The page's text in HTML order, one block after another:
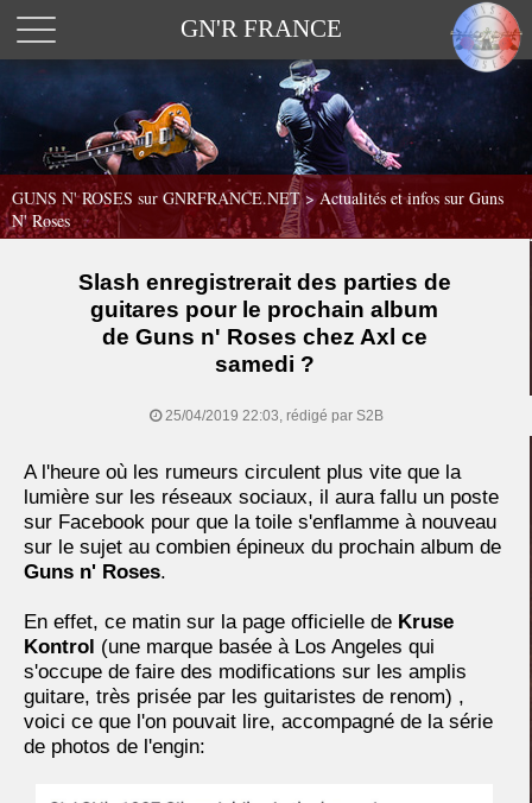
GN'R FRANCE
GUNS N' ROSES sur GNRFRANCE.NET>Actualités et infos sur Guns
N' Roses
Slash enregistrerait des parties de
guitares pour le prochain album
de Guns n' Roses chez Axl ce
samedi ?
25/04/2019 22:03, rédigé par S2B
A l'heure où les rumeurs circulent plus vite que la
lumière sur les réseaux sociaux, il aura fallu un poste
sur Facebook pour que la toile s'enflamme à nouveau
sur le sujet au combien épineux du prochain album de
Guns n' Roses.
En effet, ce matin sur la page officielle de Kruse
Kontrol (une marque basée à Los Angeles qui
s'occupe de faire des modifications sur les amplis
guitare, très prisée par les guitaristes de renom) ,
voici ce que l'on pouvait lire, accompagné de la série
de photos de l'engin: